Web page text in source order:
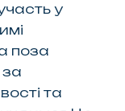
у
поза
та